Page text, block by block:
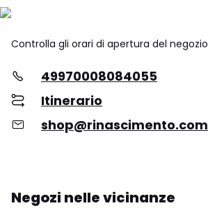
Controlla gli orari di apertura del negozio
49970008084055
Itinerario
shop@rinascimento.com
Negozi nelle vicinanze